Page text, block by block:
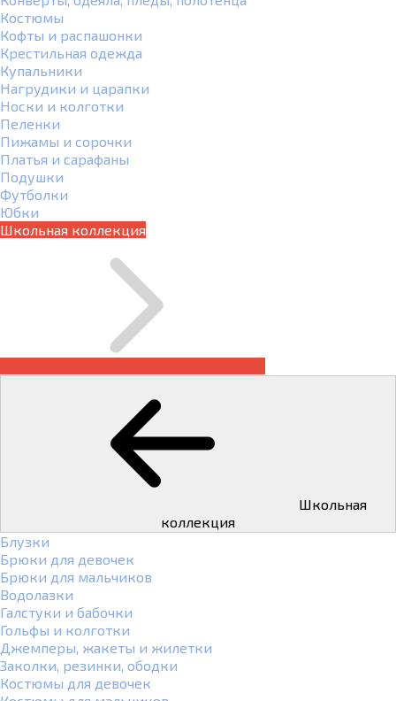
Костюмы
Кофты и распашонки
Крестильная одежда
Купальники
Нагрудики и царапки
Носки и колготки
Пеленки
Пижамы и сорочки
Платья и сарафаны
Подушки
Футболки
Юбки
Школьная коллекция
коллекция
Блузки
Брюки для девочек
Брюки для мальчиков
Водолазки
Галстуки и бабочки
Гольфы и колготки
Джемперы, жакеты и жилетки
Заколки, резинки, ободки
Костюмы для девочек